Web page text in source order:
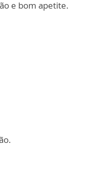
e bom apetite.